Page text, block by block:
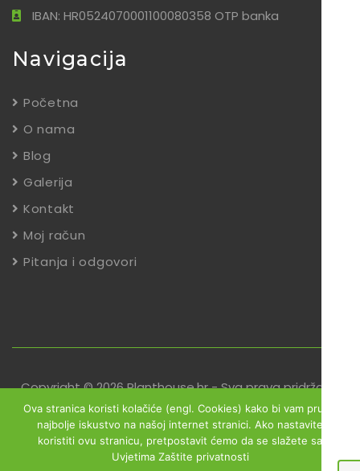
IBAN: HR0524070001100080358 OTP banka
Navigacija
Početna
O nama
Blog
Galerija
Kontakt
Moj račun
Pitanja i odgovori
Copyright © 2026 Planthouse.hr - Sva prava pridržana
Uvjeti poslovanja Reklamacije
Zaštita podataka
Izjava o sigurnosti online plaćanja
Obrazac za jednostrani raskid ugovora
Ova stranica koristi kolačiće (engl. Cookies) kako bi vam pružili
najbolje iskustvo na našoj internet stranici. Ako nastavite
koristiti ovu stranicu, pretpostavit ćemo da se slažete sa
Uvjetima Zaštite privatnosti